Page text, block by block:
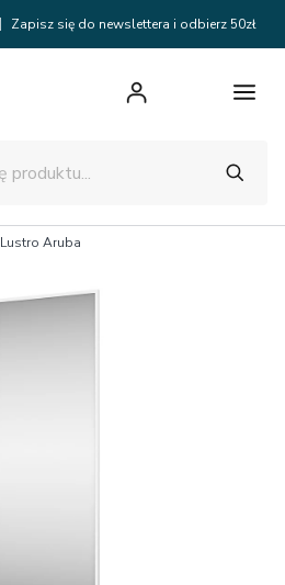
Zapisz się do newslettera i odbierz 50zł
Lustro Aruba